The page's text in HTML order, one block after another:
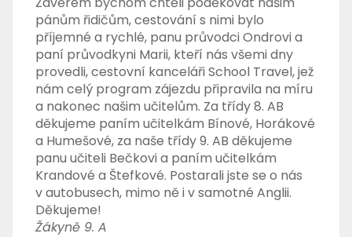
pánům řidičům, cestování s nimi bylo
příjemné a rychlé, panu průvodci Ondrovi a
paní průvodkyni Marii, kteří nás všemi dny
provedli, cestovní kanceláři School Travel, jež
nám celý program zájezdu připravila na míru
a nakonec našim učitelům. Za třídy 8. AB
děkujeme paním učitelkám Bínové, Horákové
a Humešové, za naše třídy 9. AB děkujeme
panu učiteli Bečkovi a paním učitelkám
Krandové a Štefkové. Postarali jste se o nás
v autobusech, mimo ně i v samotné Anglii.
Děkujeme!
Žákyně 9. A